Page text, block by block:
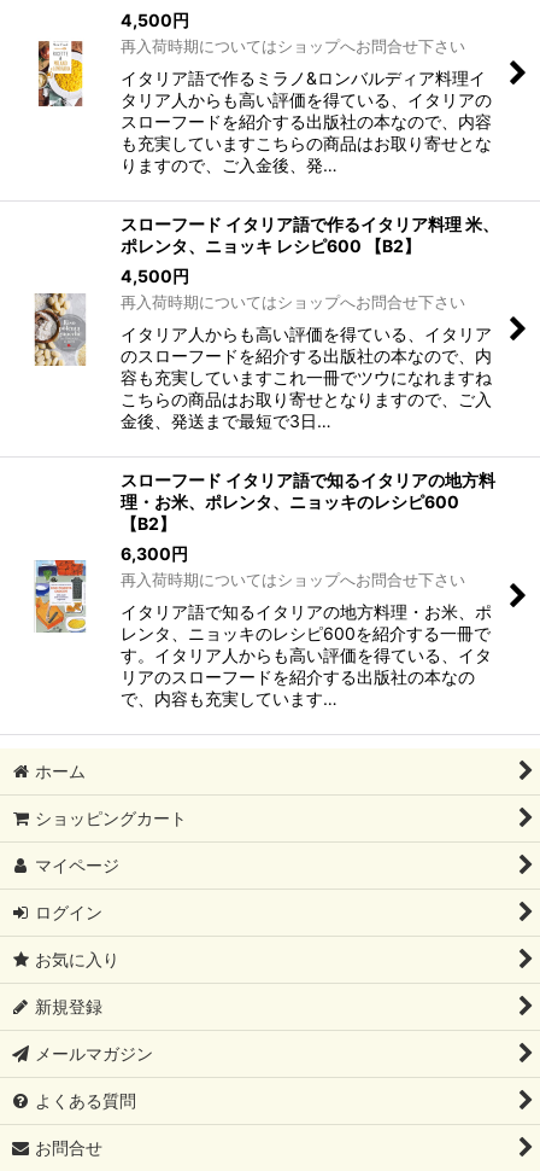
4,500円
再入荷時期についてはショップへお問合せ下さい
イタリア語で作るミラノ&ロンバルディア料理イ
タリア人からも高い評価を得ている、イタリアの
スローフードを紹介する出版社の本なので、内容
も充実していますこちらの商品はお取り寄せとな
りますので、ご入金後、発…
スローフード イタリア語で作るイタリア料理 米、
ポレンタ、ニョッキ レシピ600 【B2】
4,500円
再入荷時期についてはショップへお問合せ下さい
イタリア人からも高い評価を得ている、イタリア
のスローフードを紹介する出版社の本なので、内
容も充実していますこれ一冊でツウになれますね
こちらの商品はお取り寄せとなりますので、ご入
金後、発送まで最短で3日…
スローフード イタリア語で知るイタリアの地方料
理・お米、ポレンタ、ニョッキのレシピ600
【B2】
6,300円
再入荷時期についてはショップへお問合せ下さい
イタリア語で知るイタリアの地方料理・お米、ポ
レンタ、ニョッキのレシピ600を紹介する一冊で
す。イタリア人からも高い評価を得ている、イタ
リアのスローフードを紹介する出版社の本なの
で、内容も充実しています…
ホーム
ショッピングカート
マイページ
ログイン
お気に入り
新規登録
メールマガジン
よくある質問
お問合せ